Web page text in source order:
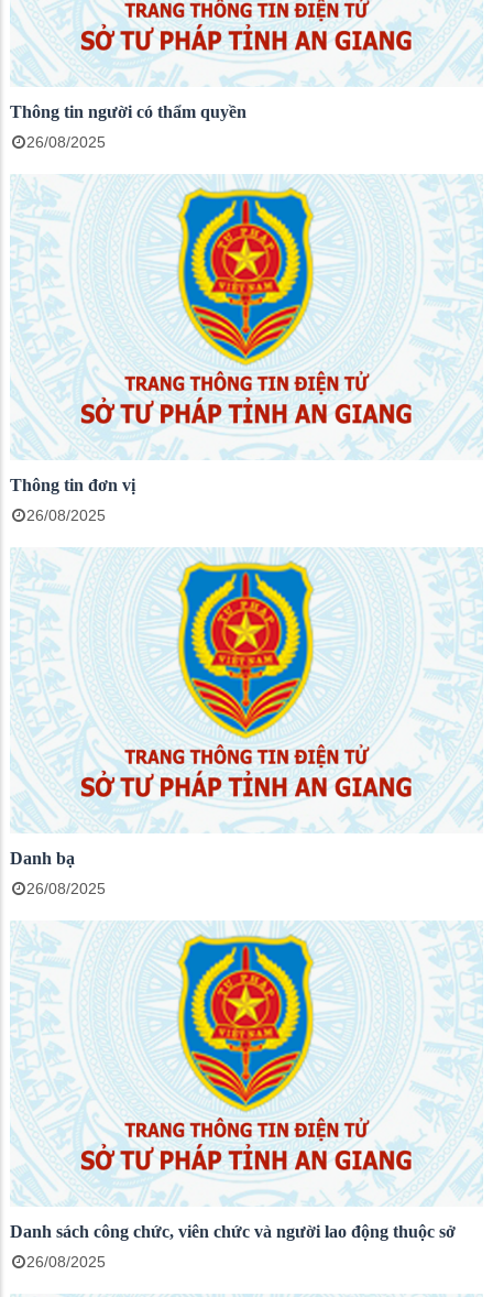
Thông tin người có thẩm quyền
26/08/2025
Thông tin đơn vị
26/08/2025
Danh bạ
26/08/2025
Danh sách công chức, viên chức và người lao động thuộc sở
26/08/2025